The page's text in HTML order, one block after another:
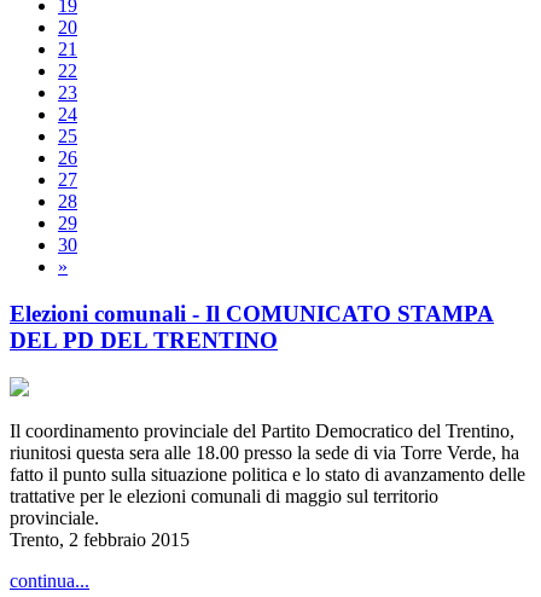
19
20
21
22
23
24
25
26
27
28
29
30
»
Elezioni comunali - Il COMUNICATO STAMPA
DEL PD DEL TRENTINO
Il coordinamento provinciale del Partito Democratico del Trentino,
riunitosi questa sera alle 18.00 presso la sede di via Torre Verde, ha
fatto il punto sulla situazione politica e lo stato di avanzamento delle
trattative per le elezioni comunali di maggio sul territorio
provinciale.
Trento, 2 febbraio 2015
continua...